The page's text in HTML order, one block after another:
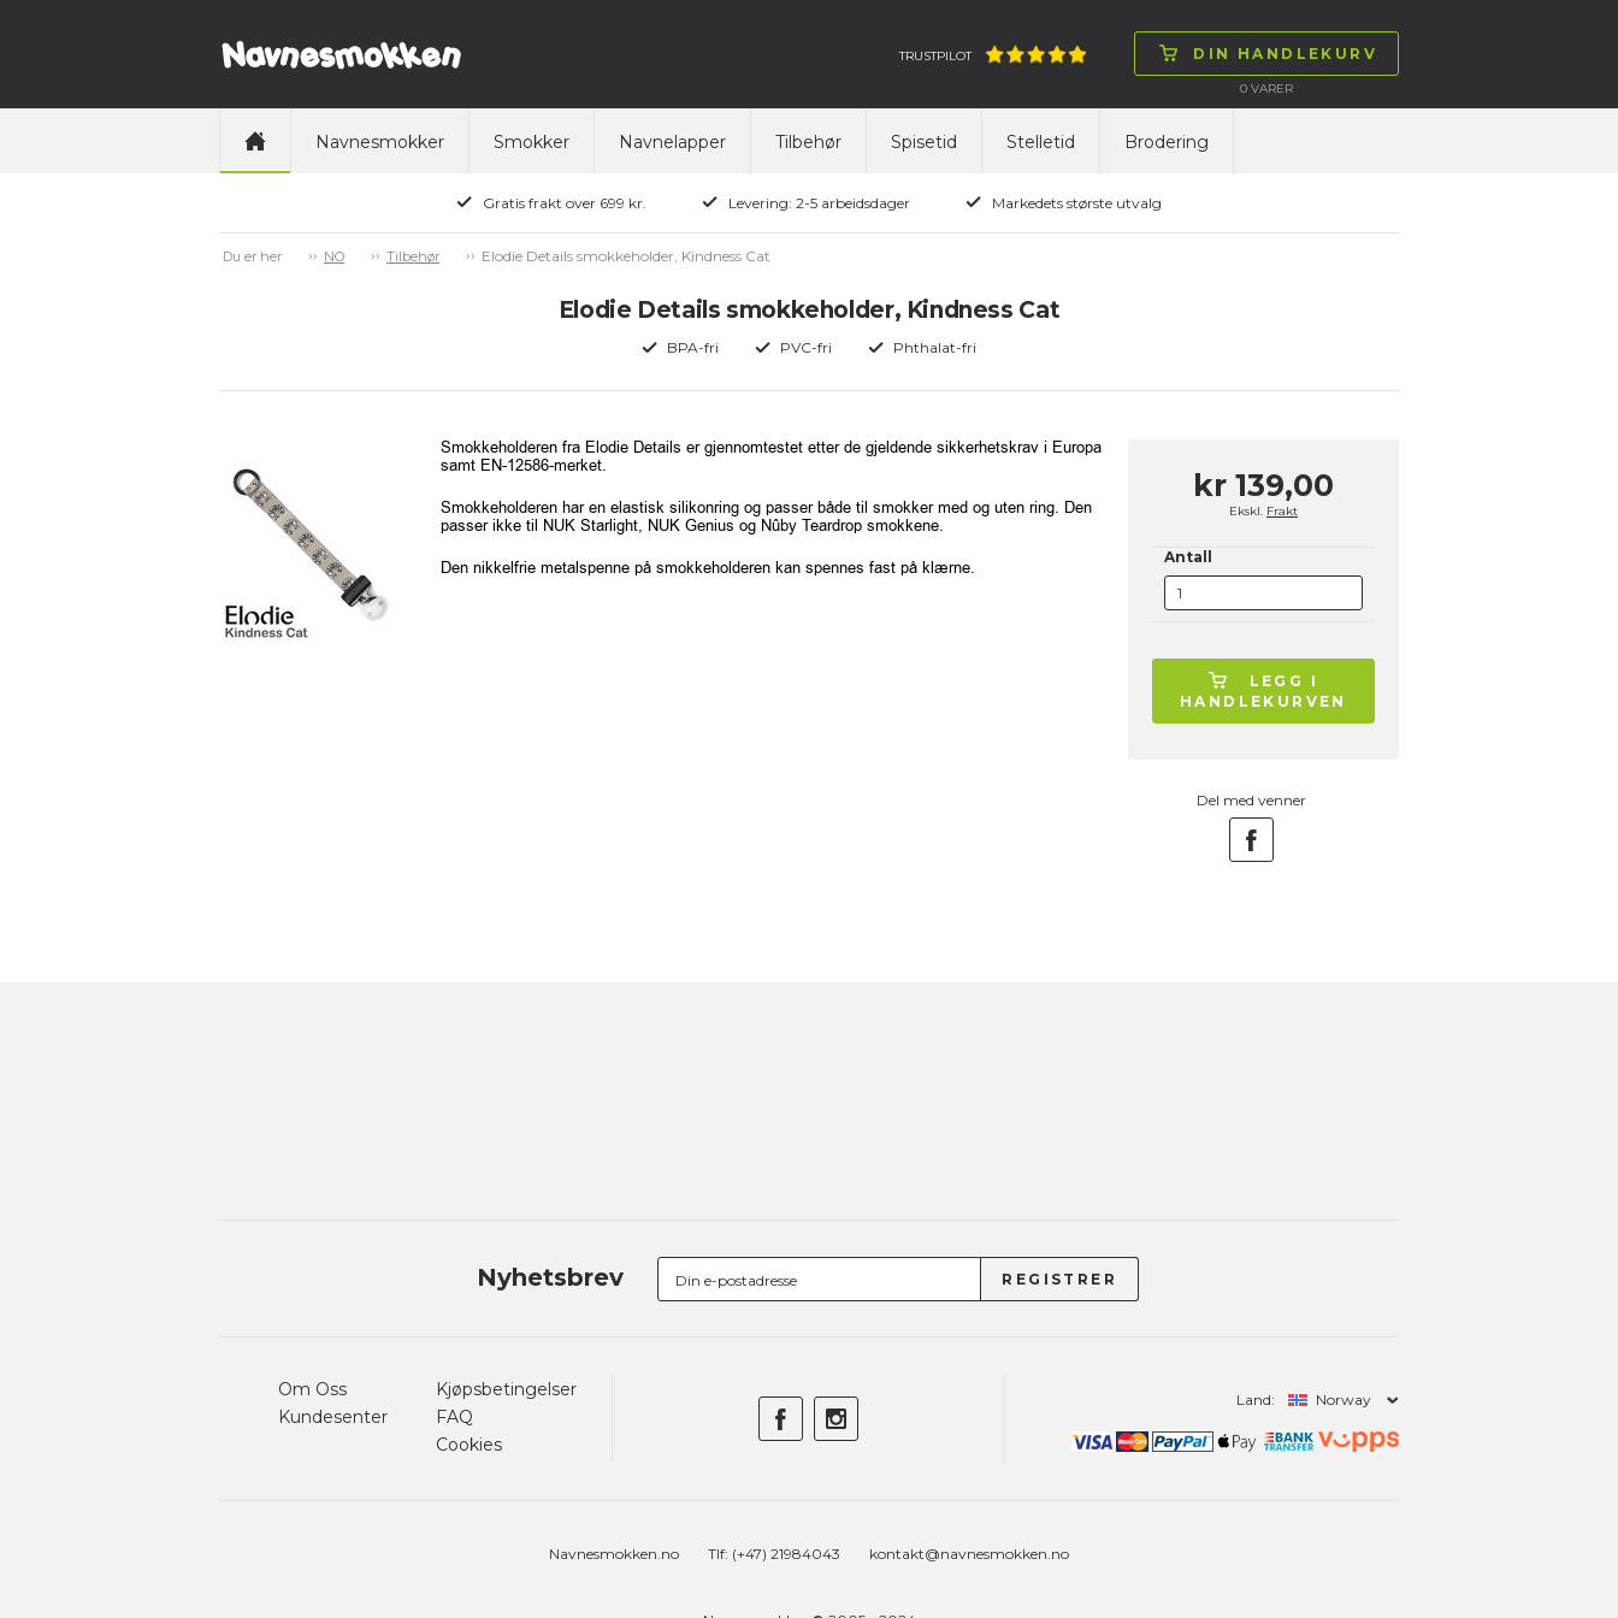
DIN HANDLEKURV
0VARER
TRUSTPILOT
Navnesmokker Smokker Navnelapper Tilbehør Spisetid Stelletid Brodering
Gratis frakt over 699 kr. Levering: 2-5 arbeidsdager Markedets største utvalg
Du er her NO Tilbehør Elodie Details smokkeholder, Kindness Cat
Elodie Details smokkeholder, Kindness Cat
BPA-fri PVC-fri Phthalat-fri
Smokkeholderen fra Elodie Details er gjennomtestet etter de gjeldende sikkerhetskrav i Europa
samt EN-12586-merket.
Smokkeholderen har en elastisk silikonring og passer både til smokker med og uten ring. Den
passer ikke til NUK Starlight, NUK Genius og Nûby Teardrop smokkene.
Den nikkelfrie metalspenne på smokkeholderen kan spennes fast på klærne.
kr 139,00
Ekskl. Frakt
Antall
LEGG I
HANDLEKURVEN
Del med venner
Nyhetsbrev
Om Oss
Kundesenter
Kjøpsbetingelser
FAQ
Cookies
Land: Norway
Navnesmokken.no Tlf: (+47) 21984043 kontakt@navnesmokken.no